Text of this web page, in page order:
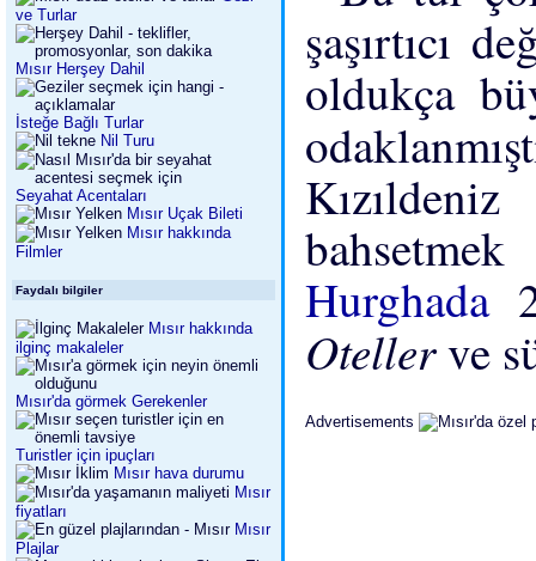
ve Turlar
Mısır Herşey Dahil
İsteğe Bağlı Turlar
Nil Turu
Seyahat Acentaları
Mısır Uçak Bileti
Mısır hakkında
Filmler
Faydalı bilgiler
Mısır hakkında
ilginç makaleler
Mısır'da görmek Gerekenler
Turistler için ipuçları
Mısır hava durumu
Mısır
fiyatları
Mısır
Plajlar
şaşırtıcı
oldukça
Hurghada
Otellerve
Advertisements